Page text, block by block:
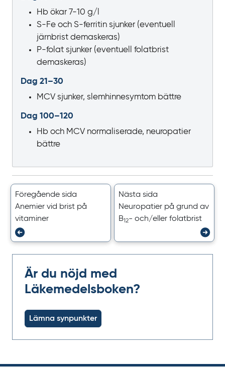
Hb ökar 7-10 g/l
S-Fe och S-ferritin sjunker (eventuell
järnbrist demaskeras)
P-folat sjunker (eventuell folatbrist
demaskeras)
Dag 21–30
MCV sjunker, slemhinnesymtom bättre
Dag 100–120
Hb och MCV normaliserade, neuropatier
bättre
Föregående sida
Anemier vid brist på
vitaminer
Nästa sida
Neuropatier på grund av
B12- och/eller folatbrist
Är du nöjd med
Läkemedelsboken?
Lämna synpunkter